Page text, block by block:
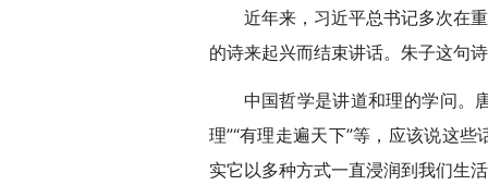
近年来，习近平总书记多次在
的诗来起兴而结束讲话。朱子这句
中国哲学是讲道和理的学问。
理”“有理走遍天下”等，应该说这
实它以多种方式一直浸润到我们生